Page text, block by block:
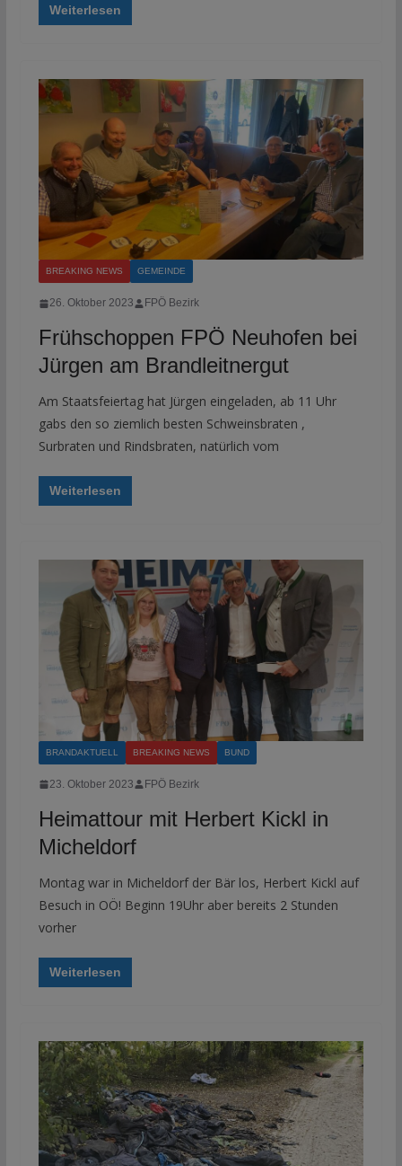
Weiterlesen
BREAKING NEWS GEMEINDE
26. Oktober 2023 FPÖ Bezirk
Frühschoppen FPÖ Neuhofen bei
Jürgen am Brandleitnergut
Am Staatsfeiertag hat Jürgen eingeladen, ab 11 Uhr
gabs den so ziemlich besten Schweinsbraten ,
Surbraten und Rindsbraten, natürlich vom
Weiterlesen
BRANDAKTUELL BREAKING NEWS BUND
23. Oktober 2023 FPÖ Bezirk
Heimattour mit Herbert Kickl in
Micheldorf
Montag war in Micheldorf der Bär los, Herbert Kickl auf
Besuch in OÖ! Beginn 19Uhr aber bereits 2 Stunden
vorher
Weiterlesen